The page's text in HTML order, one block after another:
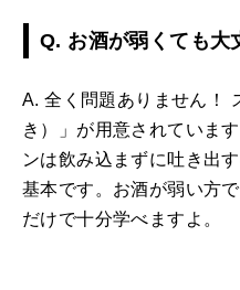
Q. お酒が弱くても大
A. 全く問題ありません！
き）」が用意されていま
ンは飲み込まずに吐き出
基本です。お酒が弱い方
だけで十分学べますよ。